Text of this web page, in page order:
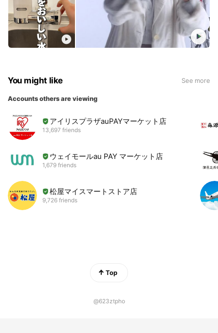
You might like See more
Accounts others are viewing
アイリスプラザauPAYマーケット店
13,697 friends
ウェイモールau PAY マーケット店
1,679 friends
松屋マイスマートストア店
9,726 friends
Top
@623ztpho